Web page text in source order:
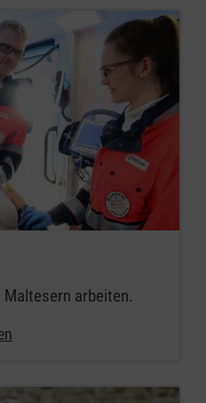
arbeiten.